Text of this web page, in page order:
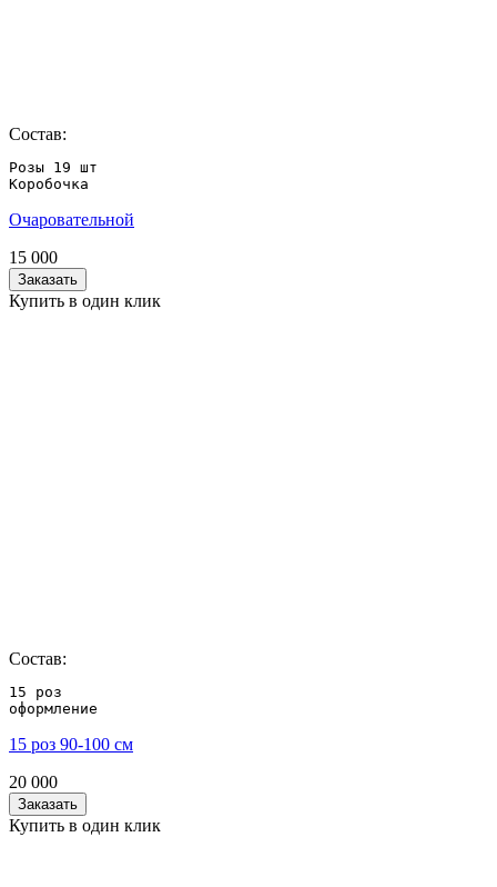
Состав:
Розы 19 шт
Коробочка
Очаровательной
15 000
Заказать
Купить в один клик
Состав:
15 роз
оформление
15 роз 90-100 см
20 000
Заказать
Купить в один клик